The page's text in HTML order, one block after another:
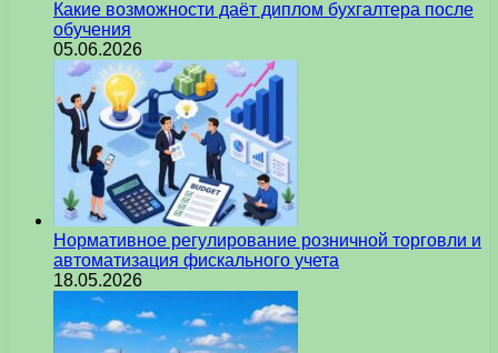
Какие возможности даёт диплом бухгалтера после
обучения
05.06.2026
Нормативное регулирование розничной торговли и
автоматизация фискального учета
18.05.2026